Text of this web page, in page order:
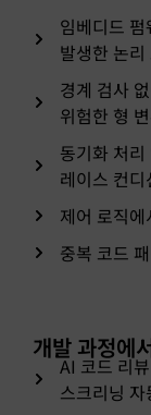
임베디드
발생한 논리
경계 검사
위험한 형
동기화 처
레이스 컨디
제어 로직
중복 코드
개발 과정에
AI 코드 리
스크리닝 자